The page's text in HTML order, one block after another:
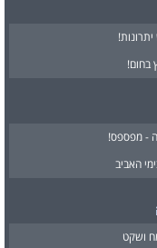
ושקט